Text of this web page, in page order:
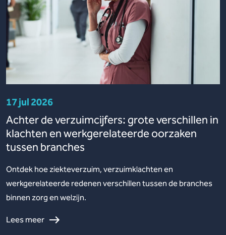
17 jul 2026
Achter de verzuimcijfers: grote verschillen in
klachten en werkgerelateerde oorzaken
tussen branches
Ontdek hoe ziekteverzuim, verzuimklachten en
werkgerelateerde redenen verschillen tussen de branches
binnen zorg en welzijn.
Lees meer